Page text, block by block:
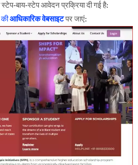
बाय-स्टेप आवेदन प्रक्रिया दी गई है:
कीआधिकारिक वेबसाइटपर जाएं: